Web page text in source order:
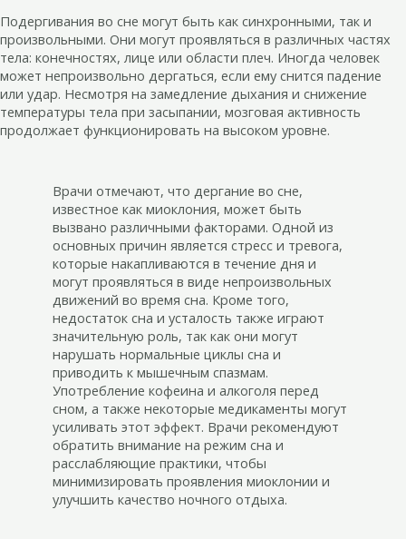
Подергивания во сне могут быть как синхронными, так и
произвольными. Они могут проявляться в различных частях
тела: конечностях, лице или области плеч. Иногда человек
может непроизвольно дергаться, если ему снится падение
или удар. Несмотря на замедление дыхания и снижение
температуры тела при засыпании, мозговая активность
продолжает функционировать на высоком уровне.
Врачи отмечают, что дергание во сне,
известное как миоклония, может быть
вызвано различными факторами. Одной из
основных причин является стресс и тревога,
которые накапливаются в течение дня и
могут проявляться в виде непроизвольных
движений во время сна. Кроме того,
недостаток сна и усталость также играют
значительную роль, так как они могут
нарушать нормальные циклы сна и
приводить к мышечным спазмам.
Употребление кофеина и алкоголя перед
сном, а также некоторые медикаменты могут
усиливать этот эффект. Врачи рекомендуют
обратить внимание на режим сна и
расслабляющие практики, чтобы
минимизировать проявления миоклонии и
улучшить качество ночного отдыха.